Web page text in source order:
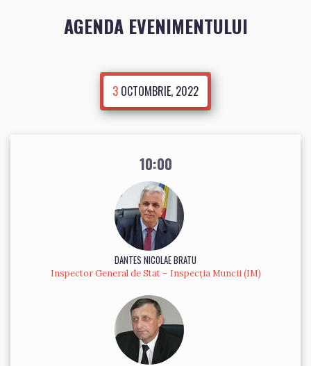
AGENDA EVENIMENTULUI
3 OCTOMBRIE, 2022
10:00
DANTES NICOLAE BRATU
Inspector General de Stat – Inspecția Muncii (IM)